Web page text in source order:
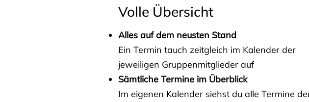
Volle Übersicht
Alles auf dem neusten Stand
Ein Termin tauch zeitgleich im Kalender der
jeweiligen Gruppenmitglieder auf
Sämtliche Termine im Überblick
Im eigenen Kalender siehst du alle Termine